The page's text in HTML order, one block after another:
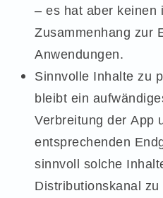
– es hat aber keinen
Zusammenhang zur
Anwendungen.
Sinnvolle Inhalte zu
bleibt ein
Verbreitung der App
entsprechenden
sinnvoll solche
Distributionskanal